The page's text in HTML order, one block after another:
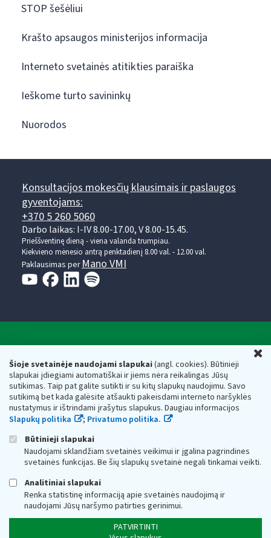
Šioje svetainėje naudojami slapukai(angl. cookies). Būtinieji
slapukai įdiegiami automatiškai ir jiems nėra reikalingas Jūsų
sutikimas. Taip pat galite sutikti ir su kitų slapukų naudojimu. Savo
sutikimą bet kada galėsite atšaukti pakeisdami interneto naršyklės
nustatymus ir ištrindami įrašytus slapukus. Daugiau informacijos
Slapukų politika
; Privatumo politika.
Būtinieji slapukai
Naudojami sklandžiam svetainės veikimui ir įgalina pagrindines
svetainės funkcijas. Be šių slapukų svetainė negali tinkamai veikti.
Analitiniai slapukai
Renka statistinę informaciją apie svetainės naudojimą ir
naudojami Jūsų naršymo patirties gerinimui.
PATVIRTINTI
STOP šešėliui
Krašto apsaugos ministerijos informacija
Interneto svetainės atitikties paraiška
Ieškome turto savininkų
Nuorodos
Konsultacijos mokesčių klausimais ir paslaugos
gyventojams:
+370 5 260 5060
Darbo laikas: I-IV 8.00-17.00, V 8.00-15.45.
Prieššventinę dieną - viena valanda trumpiau.
Kiekvieno mėnesio antrą penktadienį 8.00 val. - 12.00 val.
Paklausimas per Mano VMI
Respublikos finansų ministerijos
Biudžetinė įstaiga. Juridinio asmens kodas — 188659752,
adresas: Vasario 16-osios g. 14, 01107 Vilnius, Lietuva, el.paštas:
vmi@vmi.lt, E. pristatymo dėžutės adresas 188659752
Duomenys apie Valstybinę mokesčių inspekciją prie Lietuvos
Respublikos finansų ministerijos kaupiami ir saugomi Juridinių